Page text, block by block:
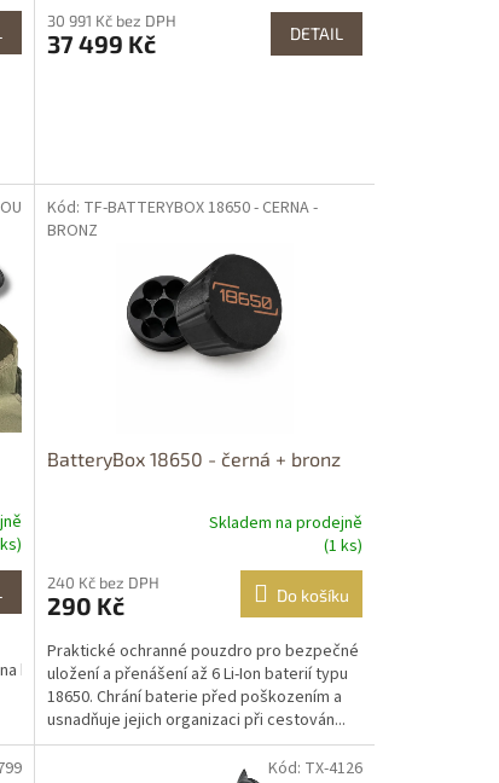
30 991 Kč bez DPH
37 499 Kč DETAIL
binokulár
BatteryBox 18650 - černá + bronz
Skladem na prodejně
(1 ks)
240 Kč bez DPH
290 Kč Do košíku
Praktické ochranné pouzdro pro bezpečné
uložení a přenášení až 6 Li-Ion baterií typu
18650. Chrání baterie před poškozením a
usnadňuje jejich organizaci při cestován...
Kód: TF-BATTERYBOX 18650 - CERNA -
BRONZ
Kód: TX-4126